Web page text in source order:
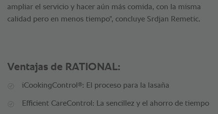
ampliar el servicio y hacer aún más comida, con la misma
calidad pero en menos tiempo", concluye Srdjan Remetic.
Ventajas de RATIONAL:
iCookingControl ®: El proceso para la lasaña
Efficient CareControl: La sencillez y el ahorro de tiempo